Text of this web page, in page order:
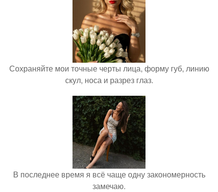
Сохраняйте мои точные черты лица, форму губ, линию
скул, носа и разрез глаз.
В последнее время я всё чаще одну закономерность
замечаю.